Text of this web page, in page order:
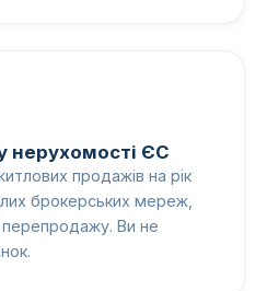
нерухомості ЄС
продажів на рік
брокерських мереж,
перепродажу. Ви не